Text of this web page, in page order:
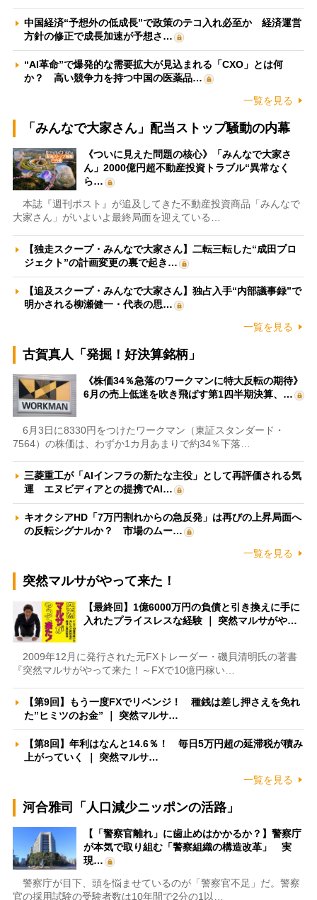
中国経済“予想外の低成長”で政策のテコ入れ必至か 経済運営
方針の修正で成長加速が予想さ…
“AI革命”で爆発的な需要拡大が見込まれる「CXO」とは何
か？ 高い競争力を持つ中国の医薬品…
一覧を見る
「みんなで大家さん」配当ストップ騒動の内幕
《ついに見えた問題の核心》「みんなで大家さ
ん」2000億円超不動産投資トラブル“異常なく
ら…
本誌『週刊ポスト』が追及してきた不動産投資商品「みんなで
大家さん」がいよいよ最終局面を迎えている…
【独走スクープ・みんなで大家さん】二転三転した“成田プロ
ジェクト”の計画変更の裏で起き…
【追及スクープ・みんなで大家さん】独占入手“内部議事録”で
明かされる柳瀬健一・代表の思…
一覧を見る
古賀真人「発掘！好決算銘柄」
《株価34％急落のワークマンに特大反転の期待》
6月の売上低迷を吹き飛ばす第1四半期決算、…
6月3日に8330円をつけたワークマン（東証スタンダード・
7564）の株価は、わずか1カ月あまりで約34％下落…
三菱重工が「AIインフラの新たな主役」として再評価される気
運 エヌビディアとの提携でAI…
キオクシアHD「7万円割れからの急反発」は再びの上昇局面へ
の反転シグナルか？ 市場のムー…
一覧を見る
突然マルサがやって来た！
【最終回】1億6000万円の負債と引き換えに手に
入れたプライスレスな経験 ｜ 突然マルサがや…
2009年12月に発行された元FXトレーダー・磯貝清明氏の著書
『突然マルサがやって来た！～FXで10億円稼い…
【第9回】もう一度FXでリベンジ！ 種銭は差し押さえを免れ
た”ヒミツのお金” ｜ 突然マルサ…
【第8回】年利はなんと14.6％！ 毎日5万円超の延滞税が積み
上がっていく ｜ 突然マルサ…
一覧を見る
河合雅司「人口減少ニッポンの活路」
【「警察官離れ」に歯止めはかかるか？】警察庁
が本気で取り組む「警察組織の構造改革」 実
現…
警察庁が目下、頭を悩ませているのが「警察官不足」だ。警察
官の採用試験の受験者数は10年間で2分の1以…